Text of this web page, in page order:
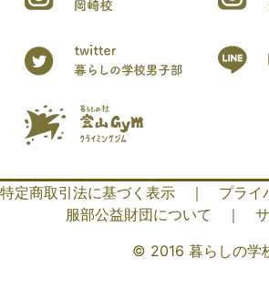
特定商取引法に基づく表示 ｜ プライ
服部公益財団について
｜
© 2016 暮らしの学